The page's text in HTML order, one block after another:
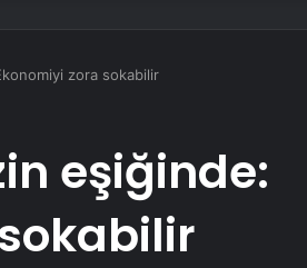
zora sokabilir
eşiğinde: